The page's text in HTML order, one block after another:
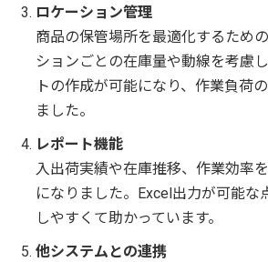
ロケーション管理
商品の保管場所を最適化するため
ションごとの在庫量や動線を考慮
トの作成が可能になり、作業負荷
ました。
レポート機能
入出荷実績や在庫推移、作業効率
になりました。Excel出力が可能な
しやすくて助かっています。
他システムとの連携